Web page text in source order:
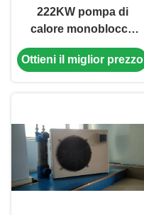
222KW pompa di
calore monoblocco
Fonte d'aria
3N/380V/50Hz
Ottieni il miglior prezzo